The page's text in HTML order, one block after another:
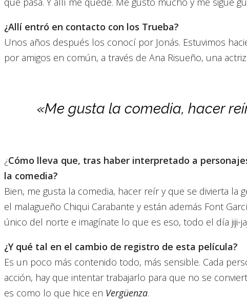
¿Allí entró en contacto con los Trueba?
Unos años después los conocí por Jonás. Estuvimos
por amigos en común, a través de Ana Risueño, una
«Me gusta la comedia, hacer
¿Cómo lleva que, tras haber interpretado a
la comedia?
Bien, me gusta la comedia, hacer reír y que se divierta la
el malagueño Chiqui Carabante y están además Font
único del norte e imagínate lo que es eso, todo el día jiji-
¿Y qué tal en el cambio de registro de esta película?
Es un poco más contenido todo, más sensible. Cada
acción, hay que intentar trabajarlo para que no se
es como lo que hice en Vergüenza.